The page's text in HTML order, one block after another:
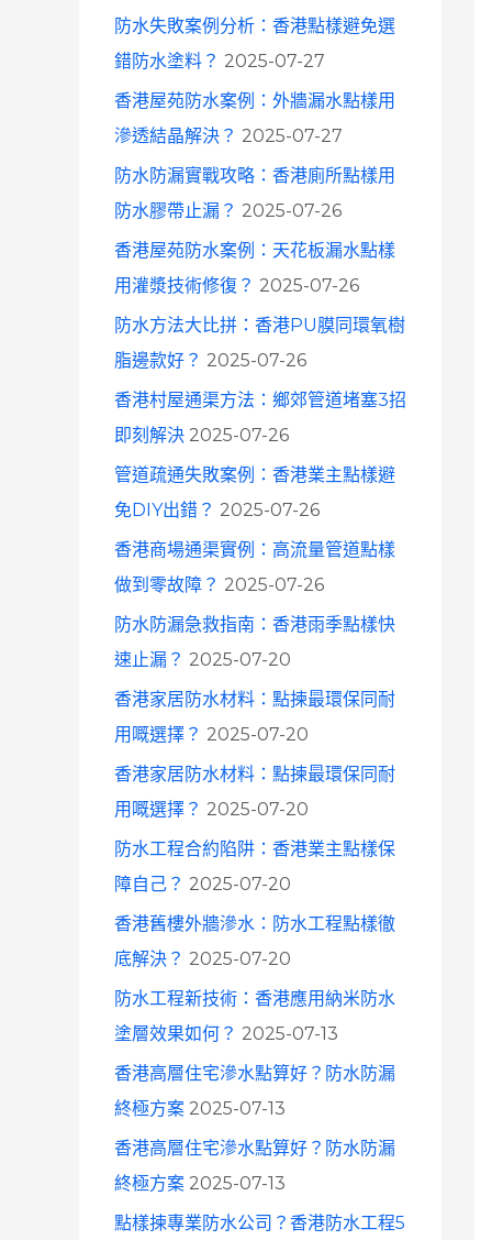
防水失敗案例分析：香港點樣避免選
錯防水塗料？ 2025-07-27
香港屋苑防水案例：外牆漏水點樣用
滲透結晶解決？ 2025-07-27
防水防漏實戰攻略：香港廁所點樣用
防水膠帶止漏？ 2025-07-26
香港屋苑防水案例：天花板漏水點樣
用灌漿技術修復？ 2025-07-26
防水方法大比拼：香港PU膜同環氧樹
脂邊款好？ 2025-07-26
香港村屋通渠方法：鄉郊管道堵塞3招
即刻解決 2025-07-26
管道疏通失敗案例：香港業主點樣避
免DIY出錯？ 2025-07-26
香港商場通渠實例：高流量管道點樣
做到零故障？ 2025-07-26
防水防漏急救指南：香港雨季點樣快
速止漏？ 2025-07-20
香港家居防水材料：點揀最環保同耐
用嘅選擇？ 2025-07-20
香港家居防水材料：點揀最環保同耐
用嘅選擇？ 2025-07-20
防水工程合約陷阱：香港業主點樣保
障自己？ 2025-07-20
香港舊樓外牆滲水：防水工程點樣徹
底解決？ 2025-07-20
防水工程新技術：香港應用納米防水
塗層效果如何？ 2025-07-13
香港高層住宅滲水點算好？防水防漏
終極方案 2025-07-13
香港高層住宅滲水點算好？防水防漏
終極方案 2025-07-13
點樣揀專業防水公司？香港防水工程5